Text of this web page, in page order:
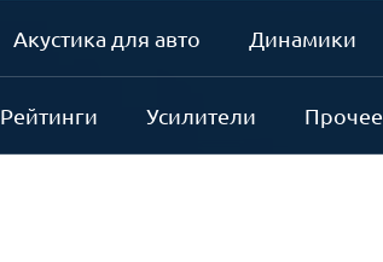
Акустика для авто Динамики
Рейтинги Усилители Прочее